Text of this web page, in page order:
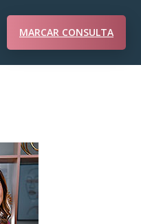
MARCAR CONSULTA